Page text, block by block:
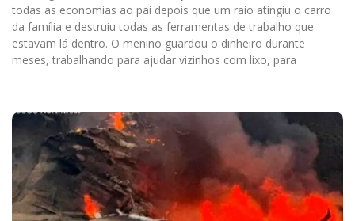
todas as economias ao pai depois que um raio atingiu o carro
da família e destruiu todas as ferramentas de trabalho que
estavam lá dentro. O menino guardou o dinheiro durante
meses, trabalhando para ajudar vizinhos com lixo, para